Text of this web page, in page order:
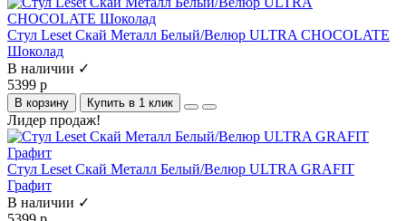
Стул Leset Скай Металл Белый/Велюр ULTRA CHOCOLATE
Шоколад
В наличии ✓
5399 р
В корзину Купить в 1 клик
Лидер продаж!
Стул Leset Скай Металл Белый/Велюр ULTRA GRAFIT
Графит
В наличии ✓